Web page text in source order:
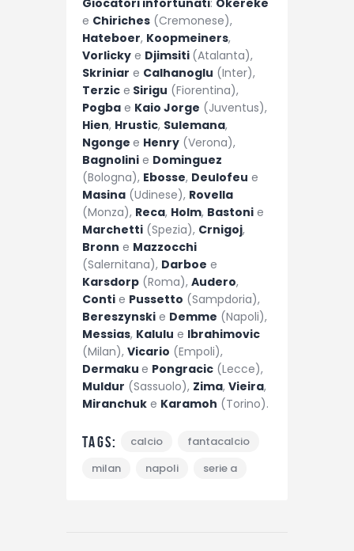
Giocatori infortunati: Okereke
e Chiriches (Cremonese),
Hateboer, Koopmeiners,
Vorlicky e Djimsiti (Atalanta),
Skriniar e Calhanoglu (Inter),
Terzic e Sirigu (Fiorentina),
Pogba e Kaio Jorge (Juventus),
Hien, Hrustic, Sulemana,
Ngonge e Henry (Verona),
Bagnolini e Dominguez
(Bologna), Ebosse, Deulofeu e
Masina (Udinese), Rovella
(Monza), Reca, Holm, Bastoni e
Marchetti (Spezia), Crnigoj,
Bronn e Mazzocchi
(Salernitana), Darboe e
Karsdorp (Roma), Audero,
Conti e Pussetto (Sampdoria),
Bereszynski e Demme (Napoli),
Messias, Kalulu e Ibrahimovic
(Milan), Vicario (Empoli),
Dermaku e Pongracic (Lecce),
Muldur (Sassuolo), Zima, Vieira,
Miranchuk e Karamoh (Torino).
Tags: calcio
fantacalcio
milan
napoli serie a